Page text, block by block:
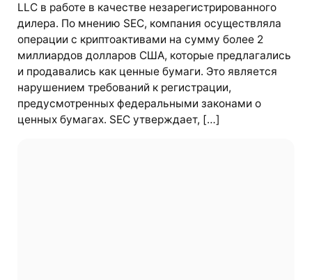
LLC в работе в качестве незарегистрированного
дилера. По мнению SEC, компания осуществляла
операции с криптоактивами на сумму более 2
миллиардов долларов США, которые предлагались
и продавались как ценные бумаги. Это является
нарушением требований к регистрации,
предусмотренных федеральными законами о
ценных бумагах. SEC утверждает, […]